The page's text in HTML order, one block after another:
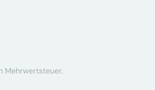
Mehrwertsteuer.